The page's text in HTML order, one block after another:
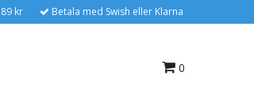
kr Betala med Swish eller Klarna
0